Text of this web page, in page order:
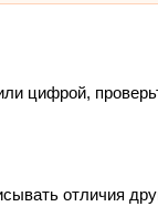
цифрой,
отличия